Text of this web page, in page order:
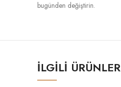
bugünden değiştirin.
İLGILI ÜRÜNLER